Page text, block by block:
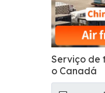
Serviço de
o Canadá